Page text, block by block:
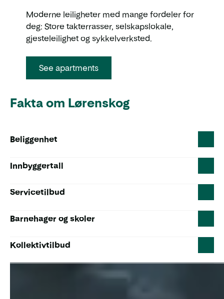
Moderne leiligheter med mange fordeler for
deg: Store takterrasser, selskapslokale,
gjesteleilighet og sykkelverksted.
See apartments
Fakta om Lørenskog
Beliggenhet
Innbyggertall
Servicetilbud
Barnehager og skoler
Kollektivtilbud